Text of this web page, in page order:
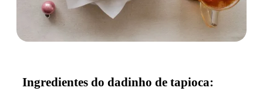
Ingredientes do dadinho de tapioca: